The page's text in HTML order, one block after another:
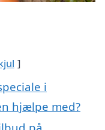
i
hjælpe med?